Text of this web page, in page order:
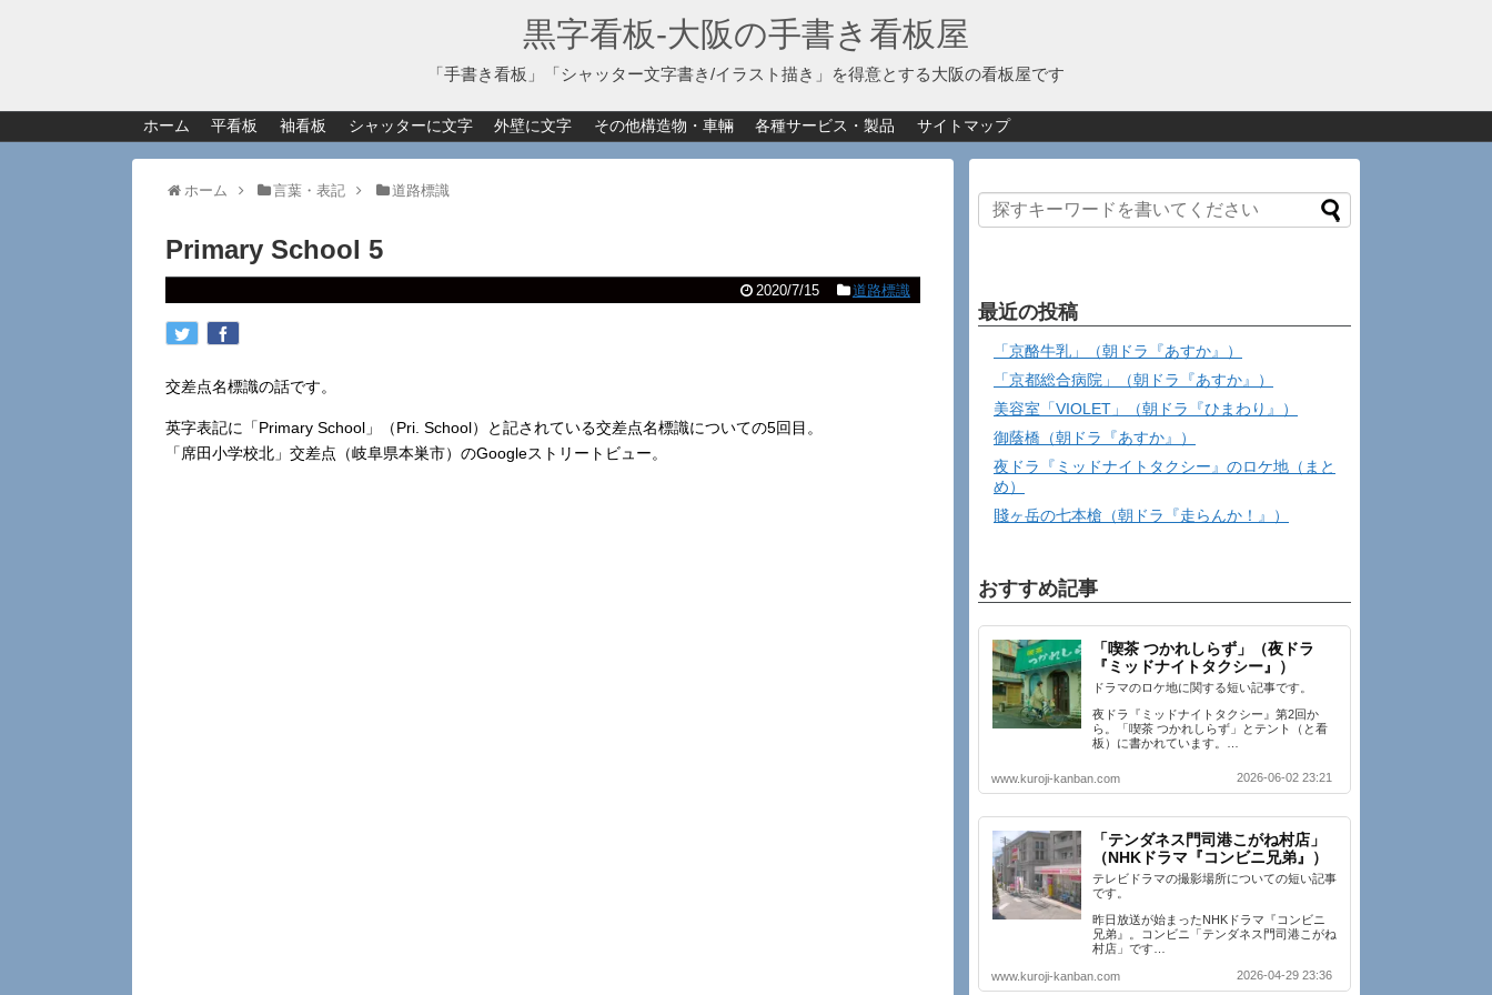
黒字看板‐大阪の手書き看板屋
「手書き看板」「シャッター文字書き/イラスト描き」を得意とする大阪の看板屋です
ホーム 平看板 袖看板 シャッターに文字 外壁に文字 その他構造物・車輛 各種サービス・製品 サイトマップ
ホーム 言葉・表記 道路標識
Primary School 5
2020/7/15 道路標識
交差点名標識の話です。
英字表記に「Primary School」（Pri. School）と記されている交差点名標識についての5回目。
「席田小学校北」交差点（岐阜県本巣市）のGoogleストリートビュー。
最近の投稿
「京酪牛乳」（朝ドラ『あすか』）
「京都総合病院」（朝ドラ『あすか』）
美容室「VIOLET」（朝ドラ『ひまわり』）
御蔭橋（朝ドラ『あすか』）
夜ドラ『ミッドナイトタクシー』のロケ地（まと
め）
賤ヶ岳の七本槍（朝ドラ『走らんか！』）
おすすめ記事
「喫茶 つかれしらず」（夜ドラ
『ミッドナイトタクシー』）
ドラマのロケ地に関する短い記事です。
夜ドラ『ミッドナイトタクシー』第2回か
ら。「喫茶 つかれしらず」とテント（と看
板）に書かれています。…
www.kuroji-kanban.com 2026-06-02 23:21
「テンダネス門司港こがね村店」
（NHKドラマ『コンビニ兄弟』）
テレビドラマの撮影場所についての短い記事
です。
昨日放送が始まったNHKドラマ『コンビニ
兄弟』。コンビニ「テンダネス門司港こがね
村店」です…
www.kuroji-kanban.com 2026-04-29 23:36